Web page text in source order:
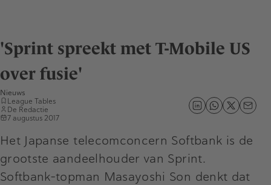
'Sprint spreekt met T-Mobile US
over fusie'
Nieuws
League Tables
De Redactie
7 augustus 2017
Het Japanse telecomconcern Softbank is de
grootste aandeelhouder van Sprint.
Softbank-topman Masayoshi Son denkt dat